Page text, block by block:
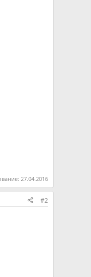
27.04.2016
#2